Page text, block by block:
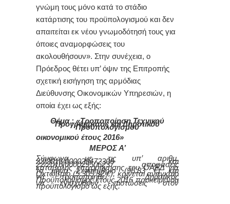
γνώμη τους μόνο κατά το στάδιο
κατάρτισης του προϋπολογισμού και δεν
απαιτείται εκ νέου γνωμοδότησή τους για
όποιες αναμορφώσεις του
ακολουθήσουν». Στην συνέχεια, ο
Πρόεδρος θέτει υπ’ όψιν της Επιτροπής
σχετική εισήγηση της αρμόδιας
Διεύθυνσης Οικονομικών Υπηρεσιών, η
οποία έχει ως εξής:
Θέμα : «Τροποποίηση Τεχνικού
Προγράμματος και Δημοτικού
Προϋπολογισμού
οικονομικού έτους 2016»
ΜΕΡΟΣ Α’
Σύμφωνα με τις υπ’ αριθμ.
22/2016/000029472306 και
22/2016/000029506237 αποφάσεις
καταβολής επιχορήγησης του ΟΑΕΔ για
το μήνα Σεπτέμβριο (96,83 €) και
Οκτώβριο (5.305,32 €), κρίνεται αναγκαίο
να τροποποιηθεί ο Δημοτικός
Προϋπολογισμός έτους 2016 προκειμένου
ναενισχυθούνπιστώσεις στον
προϋπολογισμό ως εξής: